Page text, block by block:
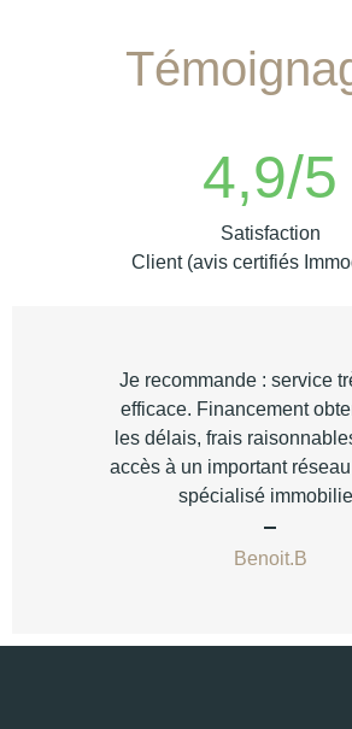
4,9/5
Satisfaction
Client (avis certifiés
Je recommande : service
efficace. Financement
les délais, frais
accès à un important
spécialisé
Benoit.B